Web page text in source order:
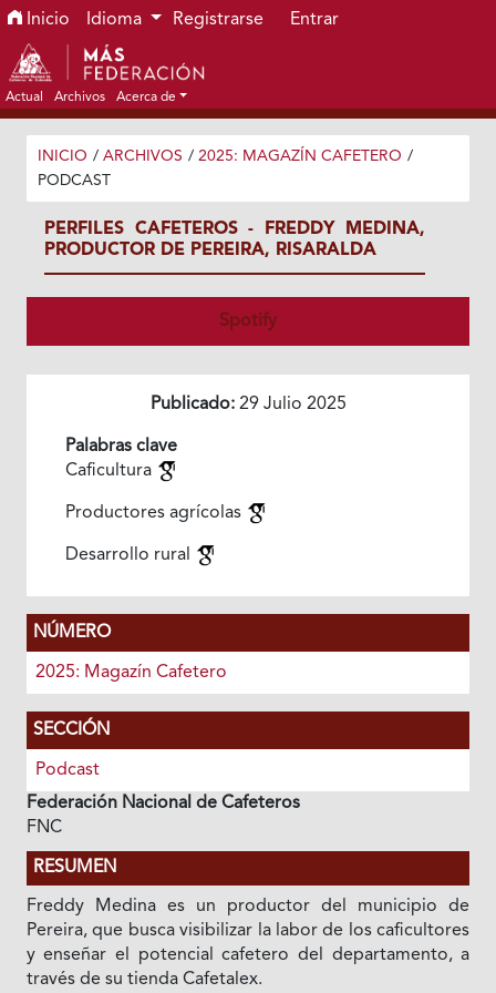
Ir al menú de navegación principal
Ir al contenido principal
Ir al pie de página del sitio
Inicio Idioma Registrarse Entrar
Actual Archivos Acerca de
INICIO / ARCHIVOS / 2025: MAGAZÍN CAFETERO /
PODCAST
PERFILES CAFETEROS - FREDDY MEDINA,
PRODUCTOR DE PEREIRA, RISARALDA
Spotify
Publicado:29 Julio 2025
Palabras clave
Caficultura
Productores agrícolas
Desarrollo rural
NÚMERO
2025: Magazín Cafetero
SECCIÓN
Podcast
Federación Nacional de Cafeteros
FNC
RESUMEN
Freddy Medina es un productor del municipio de
Pereira, que busca visibilizar la labor de los caficultores
y enseñar el potencial cafetero del departamento, a
través de su tienda Cafetalex.